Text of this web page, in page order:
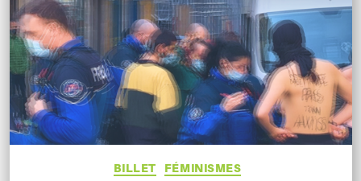
Catégories
BILLET FÉMINISMES